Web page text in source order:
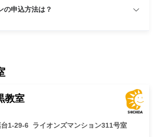
の申込方法は？
教室
1-29-6 ライオンズマンション311号室